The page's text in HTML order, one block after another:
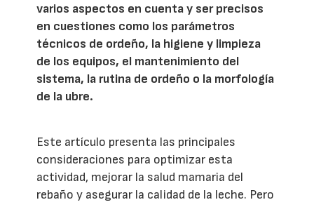
varios aspectos en cuenta y ser precisos
en cuestiones como los parámetros
técnicos de ordeño, la higiene y limpieza
de los equipos, el mantenimiento del
sistema, la rutina de ordeño o la morfología
de la ubre.
Este artículo presenta las principales
consideraciones para optimizar esta
actividad, mejorar la salud mamaria del
rebaño y asegurar la calidad de la leche. Pero